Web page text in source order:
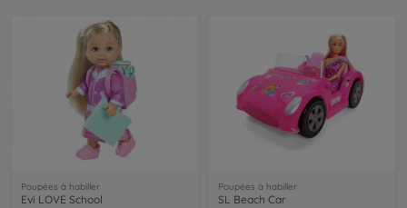
Poupées à habiller
Evi LOVE School
Poupées à habiller
SL Beach Car